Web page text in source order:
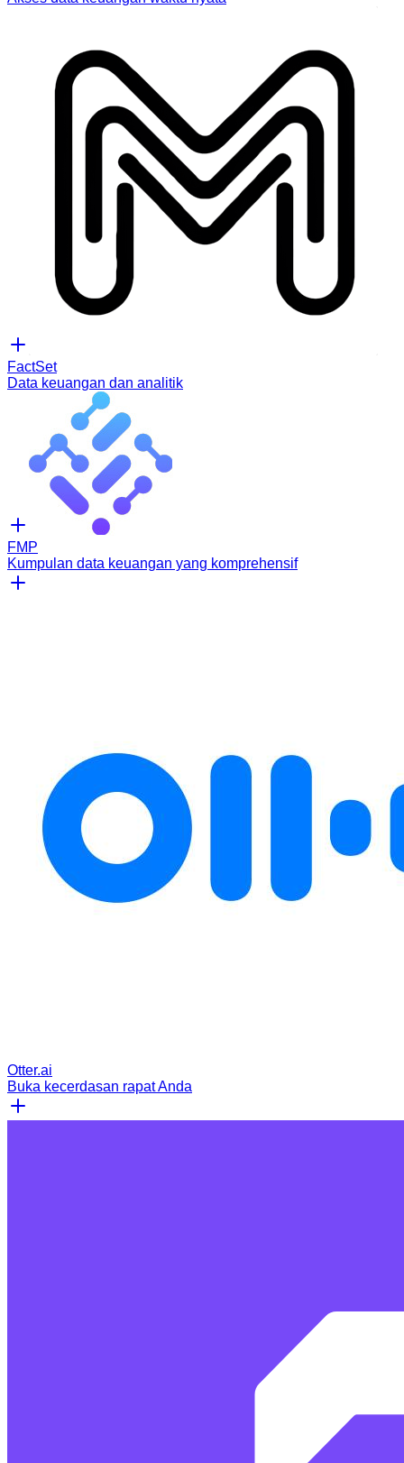
FactSet
Data keuangan dan analitik
FMP
Kumpulan data keuangan yang komprehensif
Otter.ai
Buka kecerdasan rapat Anda